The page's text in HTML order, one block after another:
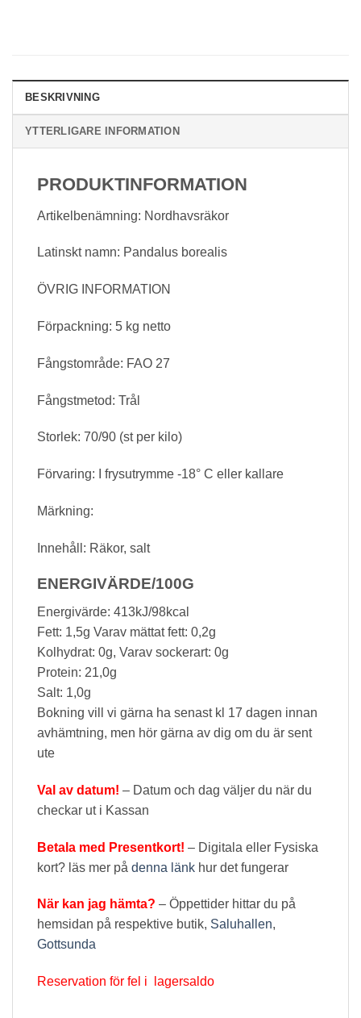
BESKRIVNING
YTTERLIGARE INFORMATION
PRODUKTINFORMATION
Artikelbenämning: Nordhavsräkor
Latinskt namn: Pandalus borealis
ÖVRIG INFORMATION
Förpackning: 5 kg netto
Fångstområde: FAO 27
Fångstmetod: Trål
Storlek: 70/90 (st per kilo)
Förvaring: I frysutrymme -18° C eller kallare
Märkning:
Innehåll: Räkor, salt
ENERGIVÄRDE/100G
Energivärde: 413kJ/98kcal
Fett: 1,5g Varav mättat fett: 0,2g
Kolhydrat: 0g, Varav sockerart: 0g
Protein: 21,0g
Salt: 1,0g
Bokning vill vi gärna ha senast kl 17 dagen innan
avhämtning, men hör gärna av dig om du är sent
ute
Val av datum! – Datum och dag väljer du när du
checkar ut i Kassan
Betala med Presentkort! – Digitala eller Fysiska
kort? läs mer på denna länk hur det fungerar
När kan jag hämta? – Öppettider hittar du på
hemsidan på respektive butik, Saluhallen,
Gottsunda
Reservation för fel i lagersaldo